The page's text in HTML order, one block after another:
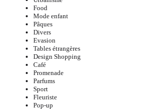
Food
Mode enfant
Pâques
Divers
Evasion
Tables étrangères
Design Shopping
Café
Promenade
Parfums
Sport
Fleuriste
Pop-up